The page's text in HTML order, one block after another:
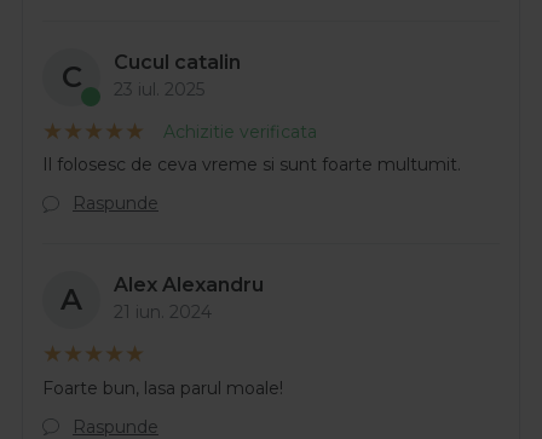
C Cucul catalin
23 iul. 2025
Achizitie verificata
Il folosesc de ceva vreme si sunt foarte multumit.
Raspunde
A Alex Alexandru
21 iun. 2024
Foarte bun, lasa parul moale!
Raspunde